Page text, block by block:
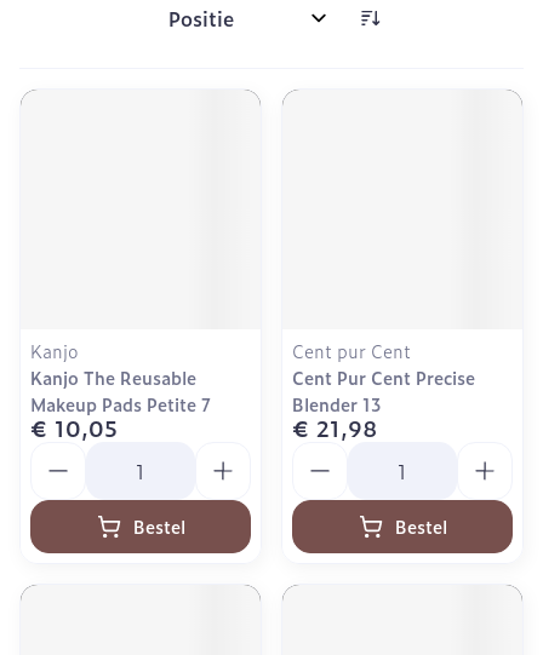
Sorteer op:
Kanjo
Kanjo The Reusable
Makeup Pads Petite 7
€ 10,05
Bestel
Cent pur Cent
Cent Pur Cent Precise
Blender 13
€ 21,98
Bestel